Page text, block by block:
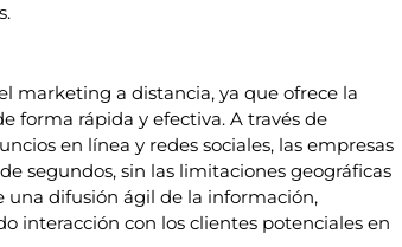
marketing a distancia, ya que ofrece la
forma rápida y efectiva. A través de
en línea y redes sociales, las empresas
segundos, sin las limitaciones geográficas
difusión ágil de la información,
interacción con los clientes potenciales en